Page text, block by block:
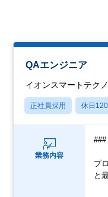
QAエンジニア
イオンスマートテク
正社員採用 休日
業務内容
プ
と